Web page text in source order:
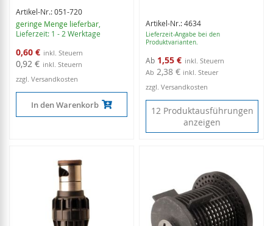
Artikel-Nr.: 051-720
geringe Menge lieferbar
Lieferzeit: 1 - 2 Werktage
Sonderangebot
0,60 €
0,92 €
zzgl. Versandkosten
In den Warenkorb
Artikel-Nr.: 4634
Lieferzeit-Angabe bei den
Produktvarianten.
Ab 1,55 €
Ab 2,38 € inkl. Steuer
zzgl. Versandkosten
12 Produktausführungen
anzeigen